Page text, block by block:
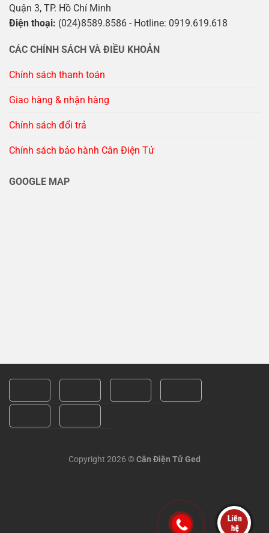
Quận 3, TP. Hồ Chí Minh
Điện thoại: (024)8589.8586 - Hotline: 0919.619.618
CÁC CHÍNH SÁCH VÀ ĐIỀU KHOẢN
Chính sách thanh toán
Giao hàng & nhận hàng
Chính sách đổi trả
Chính sách bảo hành Cân Điện Tử
GOOGLE MAP
Copyright 2026 ©Cân Điện Tử Ged